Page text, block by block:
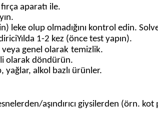
aparatı ile.
leke olup olmadığını kontrol edin.
Yılda 1-2 kez (önce test yapın).
veya genel olarak temizlik.
olarak döndürün.
yağlar, alkol bazlı ürünler.
aşındırıcı giysilerden (örn. kot